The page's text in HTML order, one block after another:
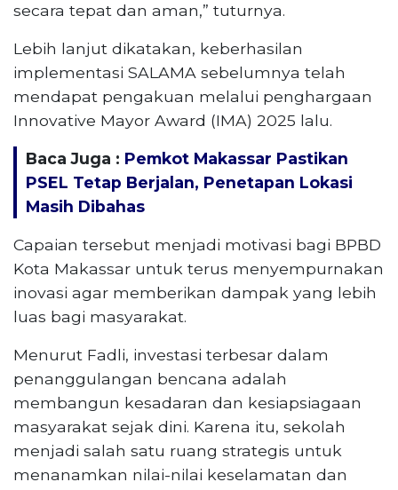
secara tepat dan aman,” tuturnya.
Lebih lanjut dikatakan, keberhasilan
implementasi SALAMA sebelumnya telah
mendapat pengakuan melalui penghargaan
Innovative Mayor Award (IMA) 2025 lalu.
Baca Juga : Pemkot Makassar Pastikan
PSEL Tetap Berjalan, Penetapan Lokasi
Masih Dibahas
Capaian tersebut menjadi motivasi bagi BPBD
Kota Makassar untuk terus menyempurnakan
inovasi agar memberikan dampak yang lebih
luas bagi masyarakat.
Menurut Fadli, investasi terbesar dalam
penanggulangan bencana adalah
membangun kesadaran dan kesiapsiagaan
masyarakat sejak dini. Karena itu, sekolah
menjadi salah satu ruang strategis untuk
menanamkan nilai-nilai keselamatan dan